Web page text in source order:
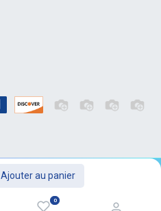
Ajouter au panier
0